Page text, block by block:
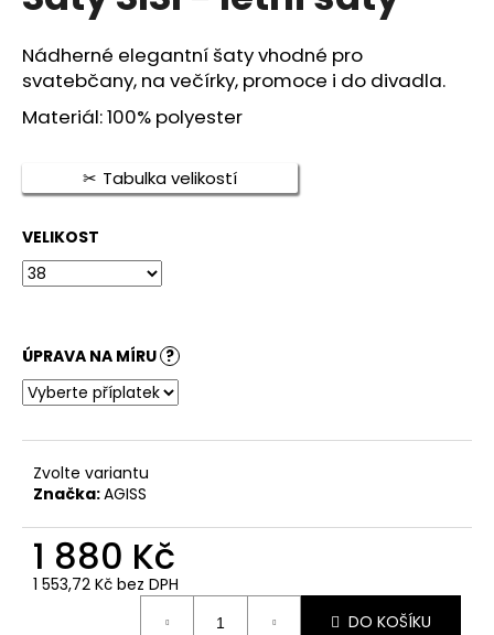
z
5
hvězdiček.
Nádherné elegantní šaty vhodné pro
svatebčany, na večírky, promoce i do divadla.
Materiál: 100% polyester
Tabulka velikostí
VELIKOST
ÚPRAVA NA MÍRU ?
Zvolte variantu
Značka:AGISS
1 880 Kč
1 553,72 Kč bez DPH
DO KOŠÍKU
j
í
t
D
o
p
r
u
č
u
e
m